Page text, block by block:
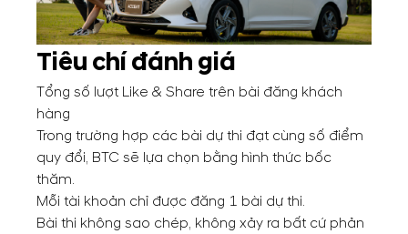
Tiêu chí đánh giá
Tổng số lượt Like & Share trên bài đăng khách
hàng
Trong trường hợp các bài dự thi đạt cùng số điểm
quy đổi, BTC sẽ lựa chọn bằng hình thức bốc
thăm.
Mỗi tài khoản chỉ được đăng 1 bài dự thi.
Bài thi không sao chép, không xảy ra bất cứ phản